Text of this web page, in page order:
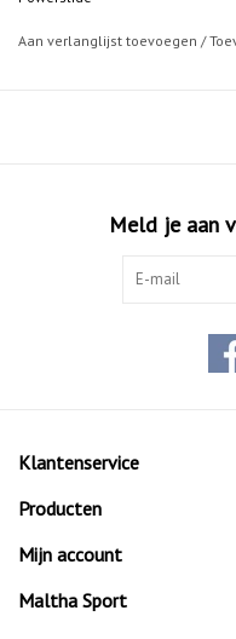
Aan verlanglijst toevoegen /
Meld je aan
Klantenservice
Producten
Mijn account
Maltha Sport